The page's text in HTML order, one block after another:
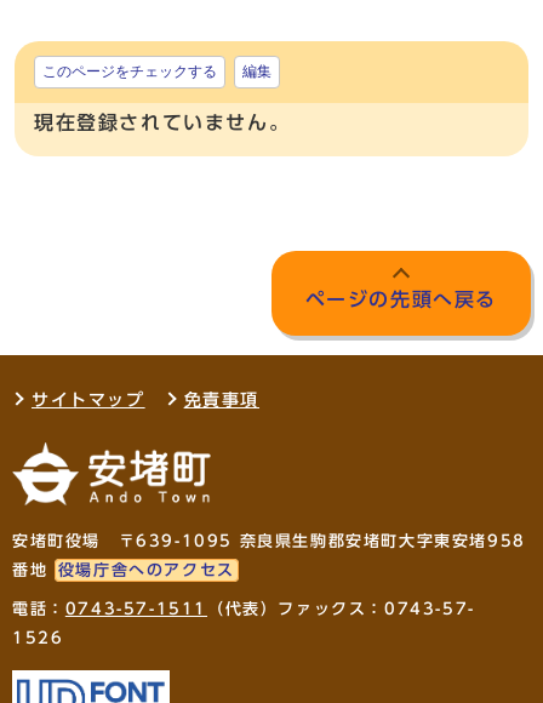
このページをチェックする 編集
現在登録されていません。
ページの先頭へ戻る
サイトマップ 免責事項
安堵町役場 〒639-1095 奈良県生駒郡安堵町大字東安堵958
番地
役場庁舎へのアクセス
電話： 0743-57-1511
（代表）ファックス：0743-57-
1526